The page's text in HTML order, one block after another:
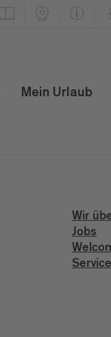
Mein Urlaub
Wir
Jobs
Service